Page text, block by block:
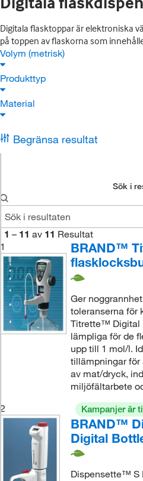
Digitala flasktoppar är elektroniska
på toppen av flaskorna som
Volym (metrisk)
Produkttyp
Material
Begränsa resultat
Sök i
1 – 11 av 11 Resultat
1
BRAND™
Ger
toleranserna för
Titrette™ Digital
lämpliga för de
upp till 1 mol/l.
tillämpningar för
av mat/dryck,
miljöfältarbete
2
Kampanjer är
BRAND™
Digital
Dispensette™ S